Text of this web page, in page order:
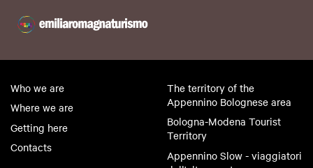
Who we are
Where we are
Getting here
Contacts
The territory of the
Appennino Bolognese area
Bologna-Modena Tourist
Territory
Appennino Slow - viaggiatori